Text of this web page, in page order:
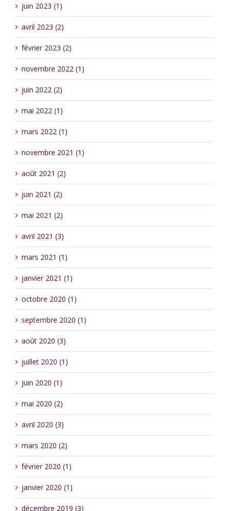
juin 2023 (1)
avril 2023 (2)
février 2023 (2)
novembre 2022 (1)
juin 2022 (2)
mai 2022 (1)
mars 2022 (1)
novembre 2021 (1)
août 2021 (2)
juin 2021 (2)
mai 2021 (2)
avril 2021 (3)
mars 2021 (1)
janvier 2021 (1)
octobre 2020 (1)
septembre 2020 (1)
août 2020 (3)
juillet 2020 (1)
juin 2020 (1)
mai 2020 (2)
avril 2020 (3)
mars 2020 (2)
février 2020 (1)
janvier 2020 (1)
décembre 2019 (3)